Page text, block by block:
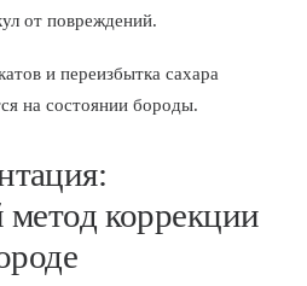
от повреждений.
и переизбытка сахара
на состоянии бороды.
коррекции